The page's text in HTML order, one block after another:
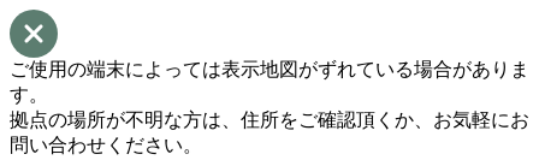
ご使用の端末によっては表示地図がずれている場合がありま
す。
拠点の場所が不明な方は、住所をご確認頂くか、お気軽にお
問い合わせください。